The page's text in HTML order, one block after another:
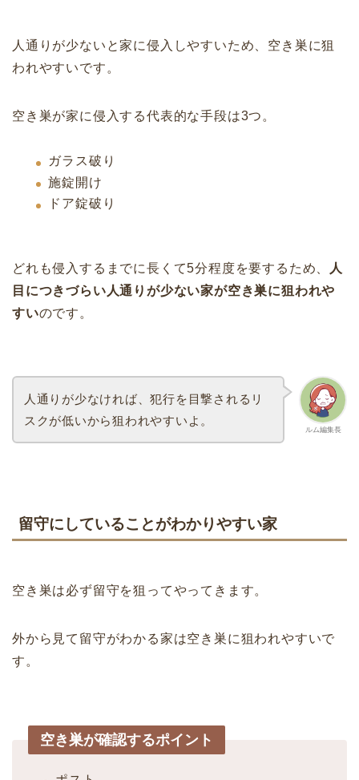
人通りが少ないと家に侵入しやすいため、空き巣に狙
われやすいです。
空き巣が家に侵入する代表的な手段は3つ。
ガラス破り
施錠開け
ドア錠破り
どれも侵入するまでに長くて5分程度を要するため、
人
目につきづらい人通りが少ない家が空き巣に狙われや
すいのです。
ルム編集長
人通りが少なければ、犯行を目撃されるリ
スクが低いから狙われやすいよ。
留守にしていることがわかりやすい家
空き巣は必ず留守を狙ってやってきます。
外から見て留守がわかる家は空き巣に狙われやすいで
す。
空き巣が確認するポイント